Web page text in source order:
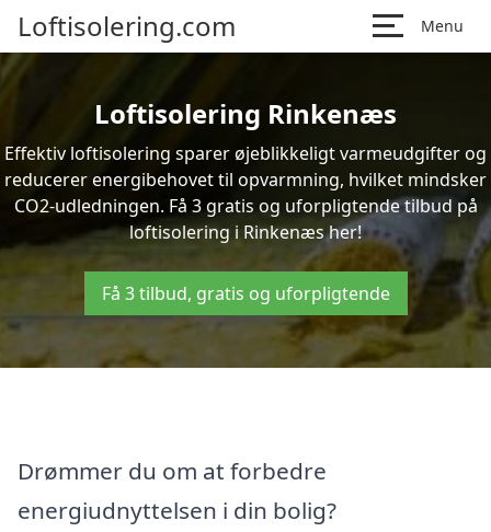
Loftisolering.com Menu
Loftisolering Rinkenæs
Effektiv loftisolering sparer øjeblikkeligt varmeudgifter og
reducerer energibehovet til opvarmning, hvilket mindsker
CO2-udledningen. Få 3 gratis og uforpligtende tilbud på
loftisolering i Rinkenæs her!
Få 3 tilbud, gratis og uforpligtende
Drømmer du om at forbedre
energiudnyttelsen i din bolig?